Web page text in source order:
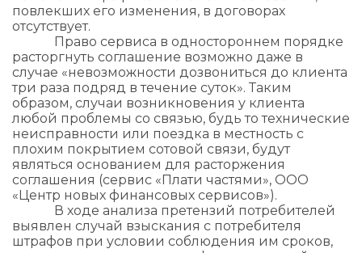
повлекших его изменения, в договорах
отсутствует.
Право сервиса в одностороннем порядке
расторгнуть соглашение возможно даже в
случае «невозможности дозвониться до клиента
три раза подряд в течение суток». Таким
образом, случаи возникновения у клиента
любой проблемы со связью, будь то технические
неисправности или поездка в местность с
плохим покрытием сотовой связи, будут
являться основанием для расторжения
соглашения (сервис «Плати частями», ООО
«Центр новых финансовых сервисов»).
В ходе анализа претензий потребителей
выявлен случай взыскания с потребителя
штрафов при условии соблюдения им сроков,